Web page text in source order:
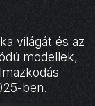
világát és az
modellek,
ben.